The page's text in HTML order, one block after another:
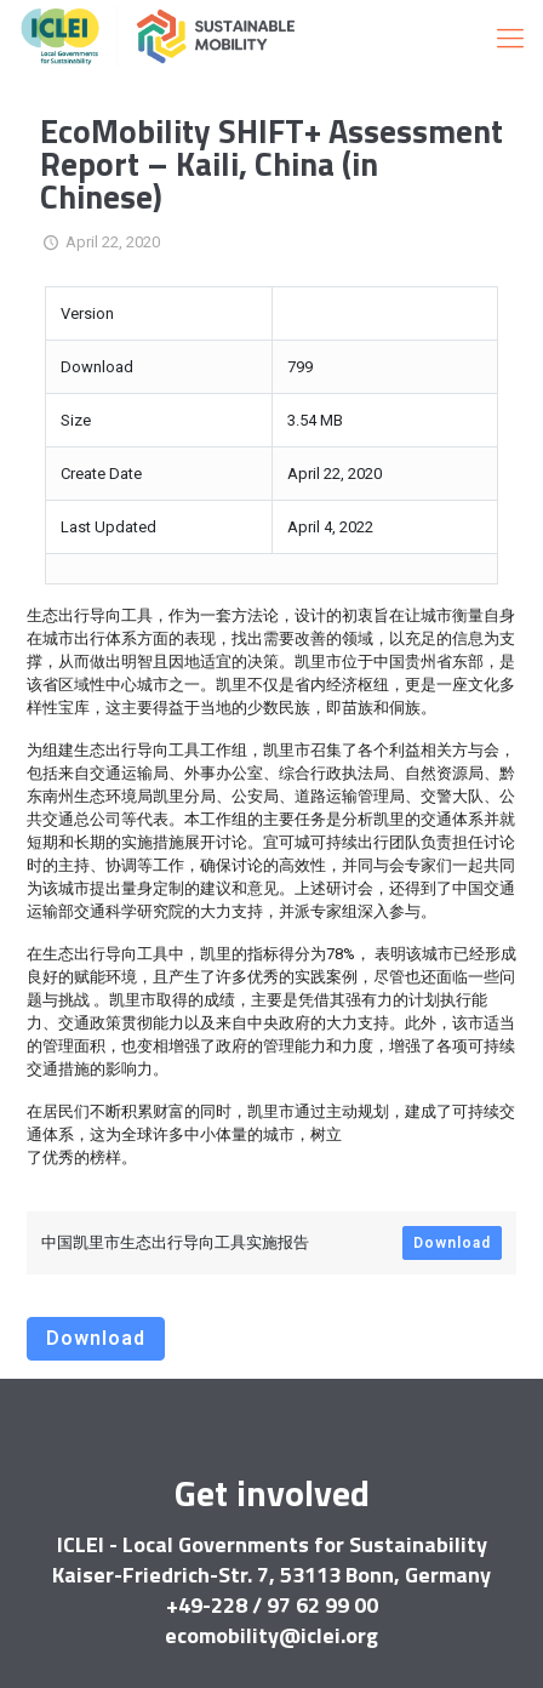
EcoMobility SHIFT+ Assessment
Report – Kaili, China (in
Chinese)
April 22, 2020
Version
Download 799
Size 3.54 MB
Create Date April 22, 2020
Last Updated April 4, 2022
生态出行导向工具，作为一套方法论，设计的初衷旨在让城市衡量自身
在城市出行体系方面的表现，找出需要改善的领域，以充足的信息为支
撑，从而做出明智且因地适宜的决策。凯里市位于中国贵州省东部，是
该省区域性中心城市之一。凯里不仅是省内经济枢纽，更是一座文化多
样性宝库，这主要得益于当地的少数民族，即苗族和侗族。
为组建生态出行导向工具工作组，凯里市召集了各个利益相关方与会，
包括来自交通运输局、外事办公室、综合行政执法局、自然资源局、黔
东南州生态环境局凯里分局、公安局、道路运输管理局、交警大队、公
共交通总公司等代表。本工作组的主要任务是分析凯里的交通体系并就
短期和长期的实施措施展开讨论。宜可城可持续出行团队负责担任讨论
时的主持、协调等工作，确保讨论的高效性，并同与会专家们一起共同
为该城市提出量身定制的建议和意见。上述研讨会，还得到了中国交通
运输部交通科学研究院的大力支持，并派专家组深入参与。
在生态出行导向工具中，凯里的指标得分为78%， 表明该城市已经形成
良好的赋能环境，且产生了许多优秀的实践案例，尽管也还面临一些问
题与挑战 。凯里市取得的成绩，主要是凭借其强有力的计划执行能
力、交通政策贯彻能力以及来自中央政府的大力支持。此外，该市适当
的管理面积，也变相增强了政府的管理能力和力度，增强了各项可持续
交通措施的影响力。
在居民们不断积累财富的同时，凯里市通过主动规划，建成了可持续交
通体系，这为全球许多中小体量的城市，树立
了优秀的榜样。
中国凯里市生态出行导向工具实施报告 Download
Download
Get involved
ICLEI - Local Governments for Sustainability
Kaiser-Friedrich-Str. 7, 53113 Bonn, Germany
+49-228 / 97 62 99 00
ecomobility@iclei.org